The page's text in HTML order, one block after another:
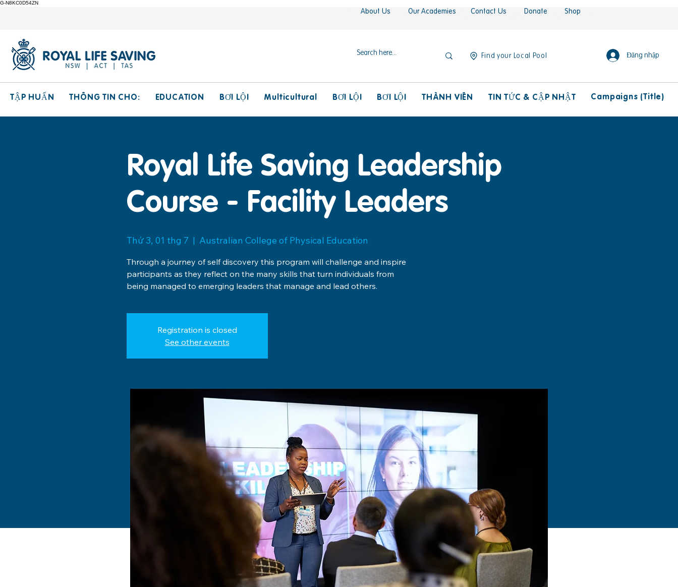
G-N8KC0D54ZN
About Us Our Academies Contact Us Donate Shop
Find your Local Pool Đăng nhập
TẬP HUẤN THÔNG TIN CHO: EDUCATION BƠI LỘI Multicultural BƠI LỘI BƠI LỘI THÀNH VIÊN TIN TỨC & CẬP NHẬT Campaigns (Title)
Royal Life Saving Leadership
Course - Facility Leaders
Thứ 3, 01 thg 7
  |
Australian College of Physical Education
Through a journey of self discovery this program will challenge and inspire
participants as they reflect on the many skills that turn individuals from
being managed to emerging leaders that manage and lead others.
Registration is closed
See other events